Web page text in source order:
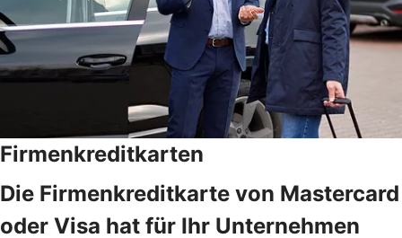
Firmenkreditkarten
Die Firmenkreditkarte von Mastercard
oder Visa hat für Ihr Unternehmen